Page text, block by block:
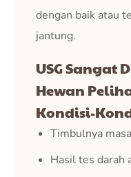
dengan baik atau
jantung.
USG Sangat
Hewan
Kondisi-
Timbulnya
Hasil tes darah